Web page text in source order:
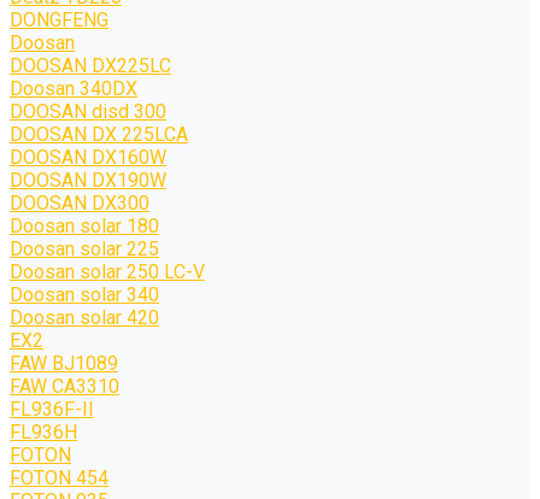
DONGFENG
Doosan
DOOSAN DX225LC
Doosan 340DX
DOOSAN disd 300
DOOSAN DX 225LCA
DOOSAN DX160W
DOOSAN DX190W
DOOSAN DX300
Doosan solar 180
Doosan solar 225
Doosan solar 250 LC-V
Doosan solar 340
Doosan solar 420
EX2
FAW BJ1089
FAW CA3310
FL936F-II
FL936H
FOTON
FOTON 454